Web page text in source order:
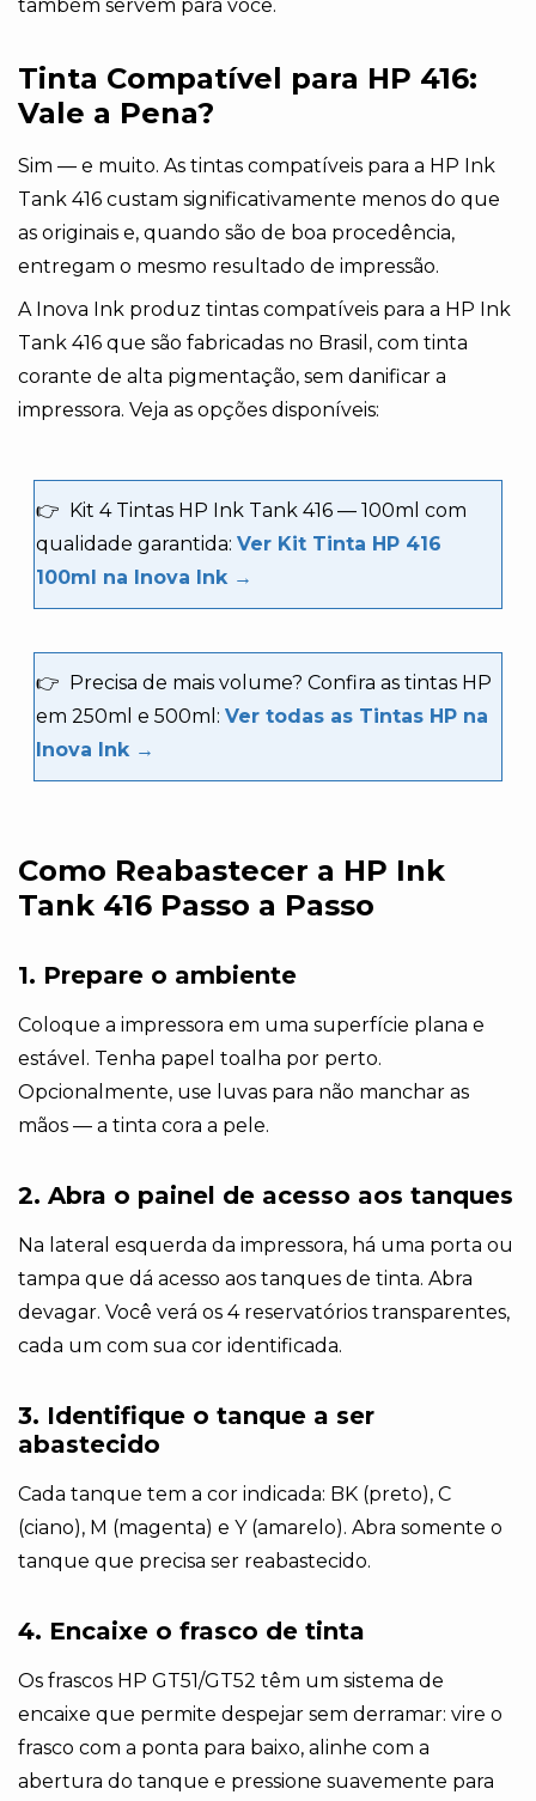
também servem para você.
Tinta Compatível para HP 416:
Vale a Pena?
Sim — e muito. As tintas compatíveis para a HP Ink
Tank 416 custam significativamente menos do que
as originais e, quando são de boa procedência,
entregam o mesmo resultado de impressão.
A Inova Ink produz tintas compatíveis para a HP Ink
Tank 416 que são fabricadas no Brasil, com tinta
corante de alta pigmentação, sem danificar a
impressora. Veja as opções disponíveis:
👉 Kit 4 Tintas HP Ink Tank 416 — 100ml com
qualidade garantida: Ver Kit Tinta HP 416
100ml na Inova Ink →
👉 Precisa de mais volume? Confira as tintas HP
em 250ml e 500ml: Ver todas as Tintas HP na
Inova Ink →
Como Reabastecer a HP Ink
Tank 416 Passo a Passo
1. Prepare o ambiente
Coloque a impressora em uma superfície plana e
estável. Tenha papel toalha por perto.
Opcionalmente, use luvas para não manchar as
mãos — a tinta cora a pele.
2. Abra o painel de acesso aos tanques
Na lateral esquerda da impressora, há uma porta ou
tampa que dá acesso aos tanques de tinta. Abra
devagar. Você verá os 4 reservatórios transparentes,
cada um com sua cor identificada.
3. Identifique o tanque a ser
abastecido
Cada tanque tem a cor indicada: BK (preto), C
(ciano), M (magenta) e Y (amarelo). Abra somente o
tanque que precisa ser reabastecido.
4. Encaixe o frasco de tinta
Os frascos HP GT51/GT52 têm um sistema de
encaixe que permite despejar sem derramar: vire o
frasco com a ponta para baixo, alinhe com a
abertura do tanque e pressione suavemente para